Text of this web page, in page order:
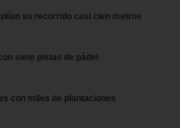
su recorrido casi cien metros
siete pistas de pádel
con miles de plantaciones